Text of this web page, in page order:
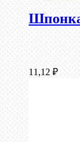
Шпонка
11,12 ₽